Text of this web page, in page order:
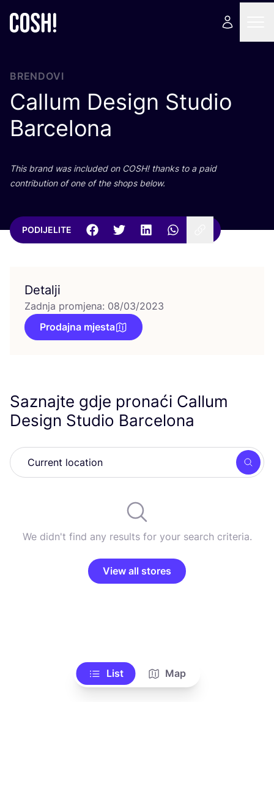
BRENDOVI
Callum Design Studio
Barcelona
This brand was inclu­ded on COSH! than­ks to a paid
con­tri­bu­ti­on of one of the shops below.
PODIJELITE
Detalji
Zadnja promjena: 08/03/2023
Prodajna mjesta
Saznajte gdje pronaći Callum
Design Studio Barcelona
We didn't find any results for your search criteria.
View all stores
List Map